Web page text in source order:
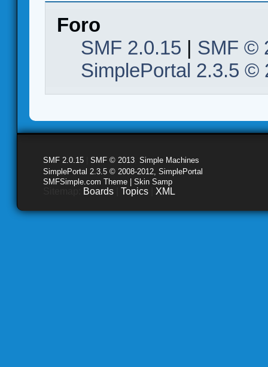
Foro
SMF 2.0.15 | SMF ©
SimplePortal 2.3.5 ©
SMF 2.0.15 SMF © 2013 Simple Machines
SimplePortal 2.3.5 © 2008-2012, SimplePortal
SMFSimple.com Theme | Skin Samp
Boards Topics XML